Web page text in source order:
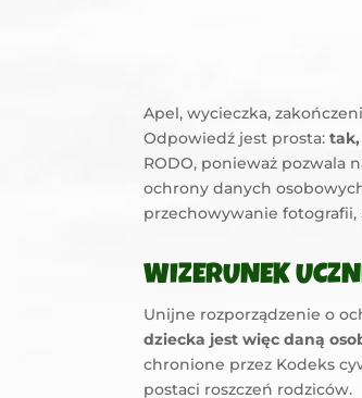
Apel, wycieczka,
Odpowiedź jest prosta: tak,
RODO, ponieważ pozwala
ochrony danych
przechowywanie fotografii,
WIZERUNEK
Unijne rozporządzenie o
dziecka jest więc daną
chronione przez Kodeks
postaci roszczeń rodziców.